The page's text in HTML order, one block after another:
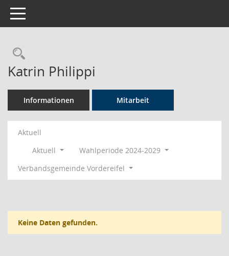
Toggle navigation
Rechercheauswahl
Katrin Philippi
Informationen Mitarbeit
Aktuell
Aktuell
Wahlperiode 2024-2029
Verbandsgemeinde Vordereifel
Keine Daten gefunden.